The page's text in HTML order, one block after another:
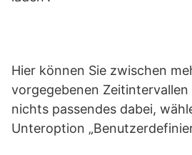
Hier können Sie zwischen
vorgegebenen Zeitintervallen
nichts passendes dabei,
Unteroption